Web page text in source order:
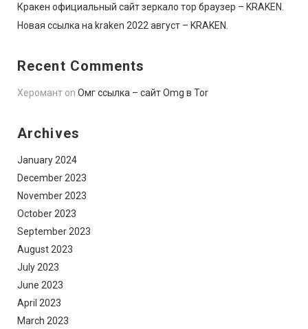
Кракен официальный сайт зеркало тор браузер – KRAKEN.
Новая ссылка на kraken 2022 август – KRAKEN.
Recent Comments
Херомант on Омг ссылка – сайт Omg в Tor
Archives
January 2024
December 2023
November 2023
October 2023
September 2023
August 2023
July 2023
June 2023
April 2023
March 2023